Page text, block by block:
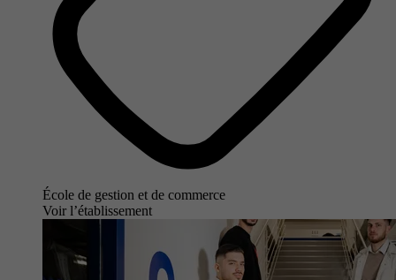
École de gestion et de commerce
Voir l’établissement